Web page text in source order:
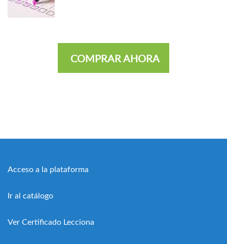
COMPRAR AHORA
Acceso a la plataforma
Ir al catálogo
Ver Certificado Lecciona